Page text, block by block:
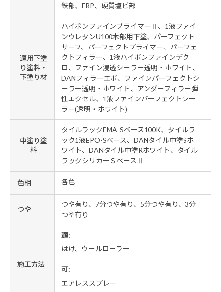
鉄部、FRP、硬質塩ビ部
適用下塗
り塗料・
下塗り材
ハイポンファインプライマーⅡ、1液ファイ
ンウレタンU100木部用下塗、パーフェクト
サーフ、パーフェクトプライマー、パーフェ
クトフィラー、1液ハイポンファインデク
ロ、ファイン浸透シーラー透明・ホワイト、
DANフィラーエポ、ファインパーフェクトシ
ーラー透明・ホワイト、アンダーフィラー弾
性エクセル、1液ファインパーフェクトシー
ラー(透明・ホワイト)
中塗り塗
料
タイルラックEMA-Sベース100K、タイルラ
ック1液EPO-Sベース、DANタイル中塗Sホ
ワイト、DANタイル中塗Rホワイト、タイル
ラックシリカーＳベースⅡ
色相 各色
つや
つや有り、7分つや有り、5分つや有り、3分
つや有り
施工方法
適:
はけ、ウールローラー
可:
エアレススプレー